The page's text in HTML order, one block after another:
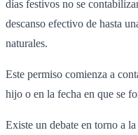
días festivos no se
descanso efectivo de hasta
naturales.
Este permiso comienza a
hijo o en la fecha en que se
Existe un debate en torno a